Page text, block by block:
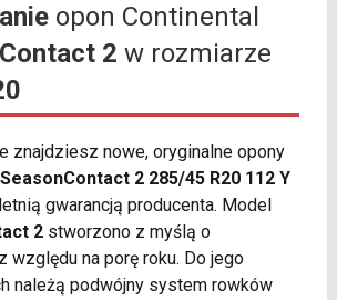
opon Continental
2 w rozmiarze
znajdziesz nowe, oryginalne opony
2 285/45 R20 112 Y
gwarancją producenta. Model
2stworzono z myślą o
względu na porę roku. Do jego
należą podwójny system rowków